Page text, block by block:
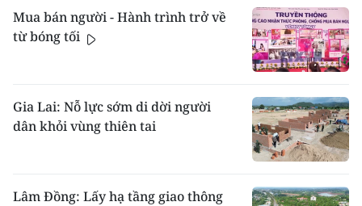
Mua bán người - Hành trình trở về
từ bóng tối
Gia Lai: Nỗ lực sớm di dời người
dân khỏi vùng thiên tai
Lâm Đồng: Lấy hạ tầng giao thông